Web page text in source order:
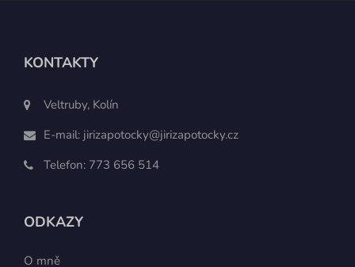
KONTAKTY
Veltruby, Kolín
E-mail: jirizapotocky@jirizapotocky.cz
Telefon: 773 656 514
ODKAZY
O mně